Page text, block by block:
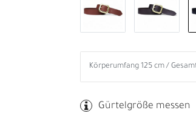
H
Gürtelgröße messen